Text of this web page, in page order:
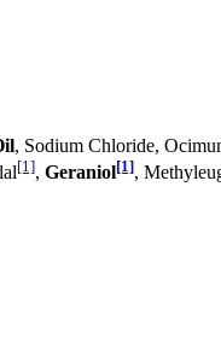
, Sodium Chloride,
[1], Geraniol[1],